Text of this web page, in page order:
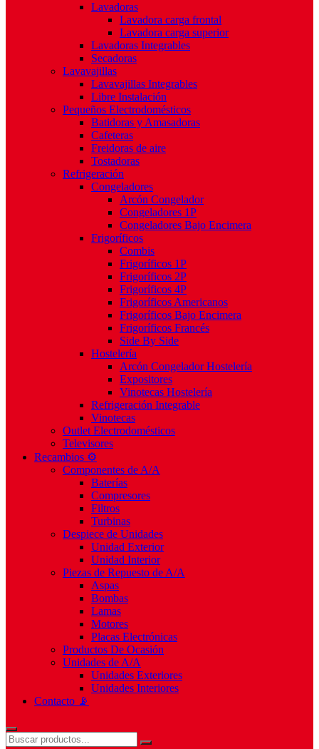
Lavadoras
Lavadora carga frontal
Lavadora carga superior
Lavadoras Integrables
Secadoras
Lavavajillas
Lavavajillas Integrables
Libre Instalación
Pequeños Electrodomésticos
Batidoras y Amasadoras
Cafeteras
Freidoras de aire
Tostadoras
Refrigeración
Congeladores
Arcón Congelador
Congeladores 1P
Congeladores Bajo Encimera
Frigoríficos
Combis
Frigoríficos 1P
Frigoríficos 2P
Frigoríficos 4P
Frigoríficos Americanos
Frigoríficos Bajo Encimera
Frigoríficos Francés
Side By Side
Hostelería
Arcón Congelador Hostelería
Expositores
Vinotecas Hostelería
Refrigeración Integrable
Vinotecas
Outlet Electrodomésticos
Televisores
Recambios ⚙️
Componentes de A/A
Baterías
Compresores
Filtros
Turbinas
Despiece de Unidades
Unidad Exterior
Unidad Interior
Piezas de Repuesto de A/A
Aspas
Bombas
Lamas
Motores
Placas Electrónicas
Productos De Ocasión
Unidades de A/A
Unidades Exteriores
Unidades Interiores
Contacto 📡